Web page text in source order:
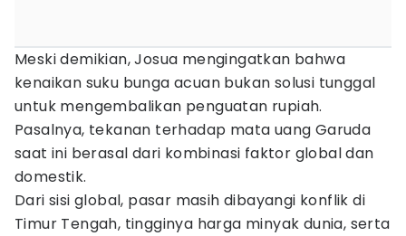
Meski demikian, Josua mengingatkan bahwa
kenaikan suku bunga acuan bukan solusi tunggal
untuk mengembalikan penguatan rupiah.
Pasalnya, tekanan terhadap mata uang Garuda
saat ini berasal dari kombinasi faktor global dan
domestik.
Dari sisi global, pasar masih dibayangi konflik di
Timur Tengah, tingginya harga minyak dunia, serta